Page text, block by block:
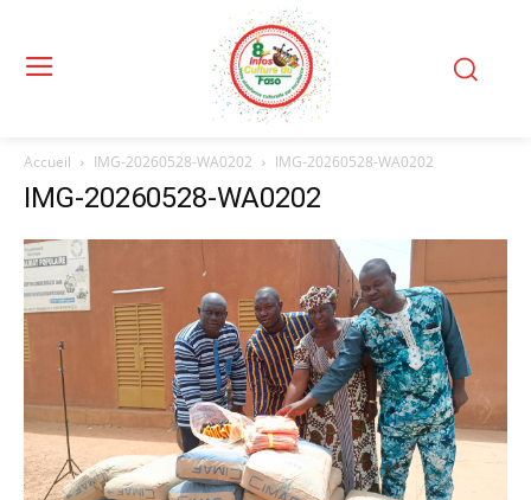
Accueil IMG-20260528-WA0202 IMG-20260528-WA0202
IMG-20260528-WA0202